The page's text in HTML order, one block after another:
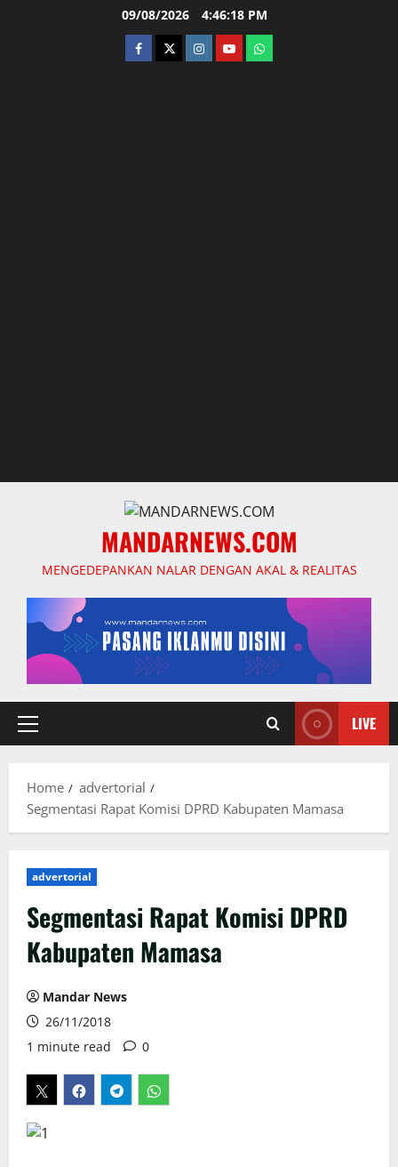
09/08/2026 4:46:19 PM
facebooktwitterinstagram.com
youtubewhatsapp
MANDARNEWS.COM
MENGEDEPANKAN NALAR DENGAN AKAL & REALITAS
Primary
LIVE
Home
advertorial
Segmentasi Rapat Komisi DPRD Kabupaten Mamasa
advertorial
Segmentasi Rapat Komisi DPRD
Kabupaten Mamasa
Mandar News
26/11/2018
1 minute read
0